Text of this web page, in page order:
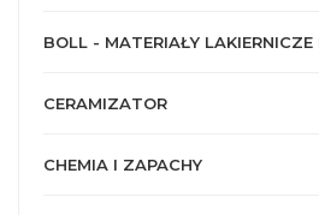
BOLL - MATERIAŁY LAKIERNICZE
CERAMIZATOR
CHEMIA I ZAPACHY